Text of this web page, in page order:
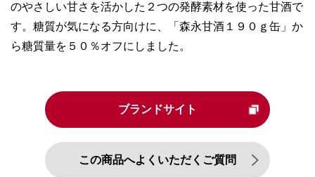
のやさしい甘さを活かした２つの発酵素材を使った甘酒で
す。糖質が気になる方向けに、「森永甘酒１９０ｇ缶」か
ら糖質量を５０％オフにしました。
ブランドサイト
この商品へよくいただくご質問